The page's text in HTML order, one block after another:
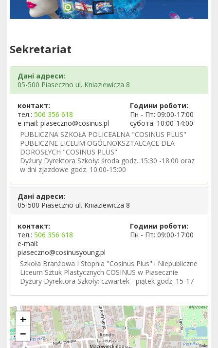
Sekretariat
Дані адреси:
05-500 Piaseczno ul. Kniaziewicza 8
контакт:
тел.: 506 356 618
e-mail: piaseczno@cosinus.pl
Години роботи:
Пн - Пт: 09:00-17:00
субота: 10:00-14:00
PUBLICZNA SZKOŁA POLICEALNA "COSINUS PLUS"
PUBLICZNE LICEUM OGÓLNOKSZTAŁCĄCE DLA
DOROSŁYCH "COSINUS PLUS"
Dyżury Dyrektora Szkoły: środa godz. 15:30 -18:00 oraz
w dni zjazdowe godz. 10:00-15:00
Дані адреси:
05-500 Piaseczno ul. Kniaziewicza 8
контакт:
тел.: 506 356 618
e-mail:
piaseczno@cosinusyoung.pl
Години роботи:
Пн - Пт: 09:00-17:00
Szkoła Branżowa I Stopnia "Cosinus Plus" i Niepubliczne
Liceum Sztuk Plastycznych COSINUS w Piasecznie
Dyżury Dyrektora Szkoły: czwartek - piątek godz. 15-17
+
−